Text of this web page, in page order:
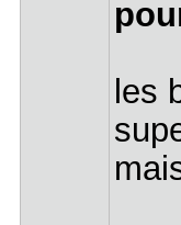
les